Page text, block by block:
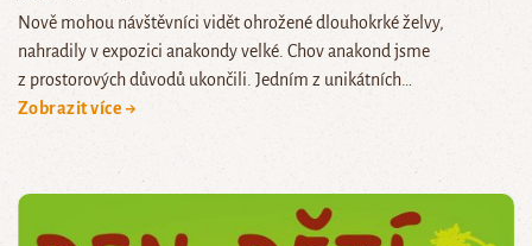
Nově mohou návštěvníci vidět ohrožené dlouhokrké želvy,
nahradily v expozici anakondy velké. Chov anakond jsme
z prostorových důvodů ukončili. Jedním z unikátních…
Zobrazit více →